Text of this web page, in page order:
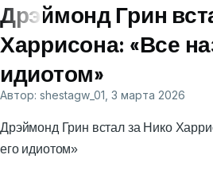
навигации
Дрэймонд Грин
Харрисона: «Все
идиотом»
Автор: shestagw_01 , 3 марта 2026
Дрэймонд Грин встал за Нико
его идиотом»